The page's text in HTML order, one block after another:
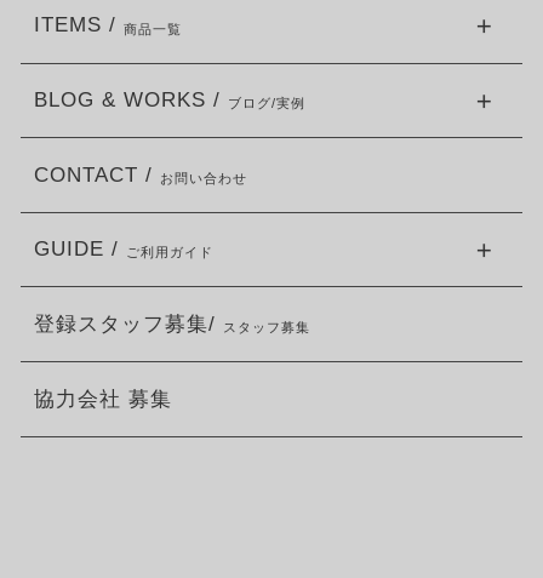
ITEMS / 商品一覧
BLOG & WORKS / ブログ/実例
CONTACT / お問い合わせ
GUIDE / ご利用ガイド
登録スタッフ募集/ スタッフ募集
協力会社 募集